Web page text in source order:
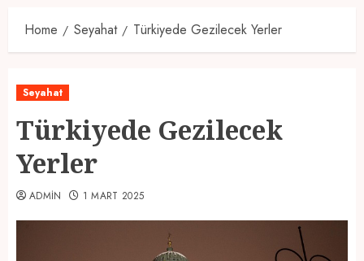
Home Seyahat Türkiyede Gezilecek Yerler
Seyahat
Türkiyede Gezilecek
Yerler
ADMIN 1 MART 2025